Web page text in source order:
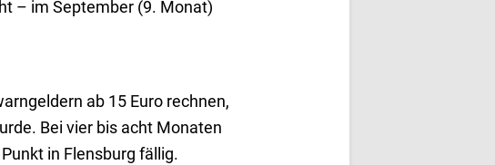
– im September (9. Monat)
ab 15 Euro rechnen,
Bei vier bis acht Monaten
in Flensburg fällig.